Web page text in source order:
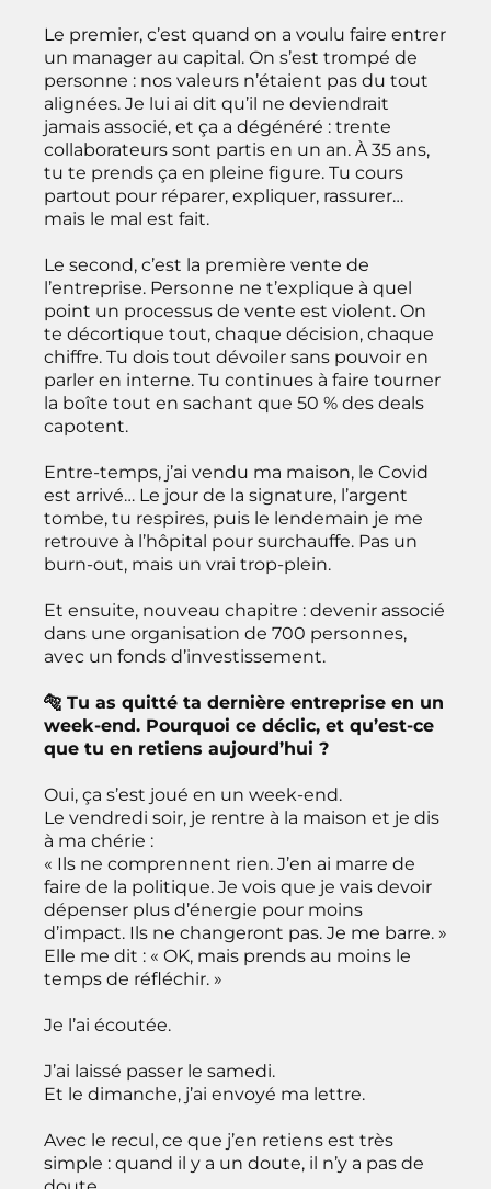
Le premier, c’est quand on a voulu faire entrer
un manager au capital. On s’est trompé de
personne : nos valeurs n’étaient pas du tout
alignées. Je lui ai dit qu’il ne deviendrait
jamais associé, et ça a dégénéré : trente
collaborateurs sont partis en un an. À 35 ans,
tu te prends ça en pleine figure. Tu cours
partout pour réparer, expliquer, rassurer…
mais le mal est fait.
Le second, c’est la première vente de
l’entreprise. Personne ne t’explique à quel
point un processus de vente est violent. On
te décortique tout, chaque décision, chaque
chiffre. Tu dois tout dévoiler sans pouvoir en
parler en interne. Tu continues à faire tourner
la boîte tout en sachant que 50 % des deals
capotent.
Entre-temps, j’ai vendu ma maison, le Covid
est arrivé… Le jour de la signature, l’argent
tombe, tu respires, puis le lendemain je me
retrouve à l’hôpital pour surchauffe. Pas un
burn-out, mais un vrai trop-plein.
Et ensuite, nouveau chapitre : devenir associé
dans une organisation de 700 personnes,
avec un fonds d’investissement.
🐅 Tu as quitté ta dernière entreprise en un
week-end. Pourquoi ce déclic, et qu’est-ce
que tu en retiens aujourd’hui ?
Oui, ça s’est joué en un week-end.
Le vendredi soir, je rentre à la maison et je dis
à ma chérie :
« Ils ne comprennent rien. J’en ai marre de
faire de la politique. Je vois que je vais devoir
dépenser plus d’énergie pour moins
d’impact. Ils ne changeront pas. Je me barre. »
Elle me dit : « OK, mais prends au moins le
temps de réfléchir. »
Je l’ai écoutée.
J’ai laissé passer le samedi.
Et le dimanche, j’ai envoyé ma lettre.
Avec le recul, ce que j’en retiens est très
simple : quand il y a un doute, il n’y a pas de